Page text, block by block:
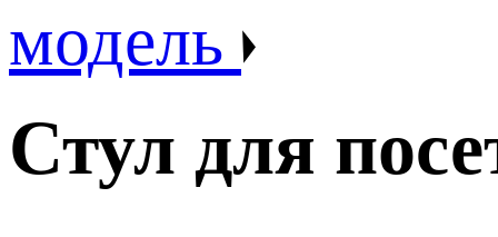
модель
Стул для